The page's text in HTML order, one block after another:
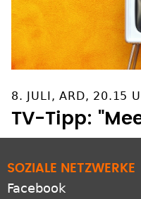
8. JULI, ARD, 20.15
TV-Tipp:
SOZIALE NETZWERKE
Facebook